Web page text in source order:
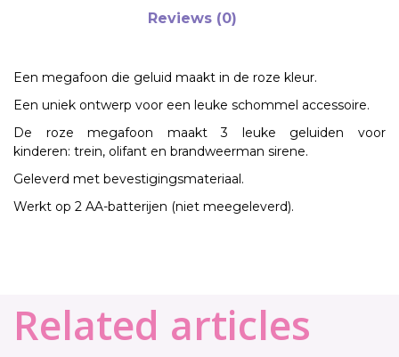
Reviews (0)
Een megafoon die geluid maakt in de roze kleur.
Een uniek ontwerp voor een leuke schommel accessoire.
De roze megafoon maakt 3 leuke geluiden voor
kinderen: trein, olifant en brandweerman sirene.
Geleverd met bevestigingsmateriaal.
Werkt op 2 AA-batterijen (niet meegeleverd).
Related articles